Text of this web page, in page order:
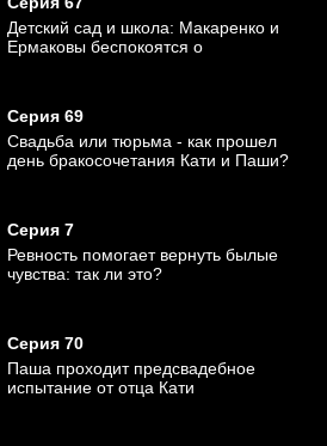
Детский сад и школа: Макаренко и
Ермаковы беспокоятся о
Серия 69
Свадьба или тюрьма - как прошел
день бракосочетания Кати и Паши?
Серия 7
Ревность помогает вернуть былые
чувства: так ли это?
Серия 70
Паша проходит предсвадебное
испытание от отца Кати